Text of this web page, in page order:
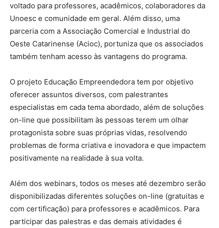
voltado para professores, acadêmicos, colaboradores da
Unoesc e comunidade em geral. Além disso, uma
parceria com a Associação Comercial e Industrial do
Oeste Catarinense (Acioc), portuniza que os associados
também tenham acesso às vantagens do programa.
O projeto Educação Empreendedora tem por objetivo
oferecer assuntos diversos, com palestrantes
especialistas em cada tema abordado, além de soluções
on-line que possibilitam às pessoas terem um olhar
protagonista sobre suas próprias vidas, resolvendo
problemas de forma criativa e inovadora e que impactem
positivamente na realidade à sua volta.
Além dos webinars, todos os meses até dezembro serão
disponibilizadas diferentes soluções on-line (gratuitas e
com certificação) para professores e acadêmicos. Para
participar das palestras e das demais atividades é